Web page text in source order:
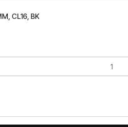
CL16, BK